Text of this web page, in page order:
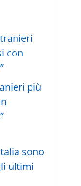
più